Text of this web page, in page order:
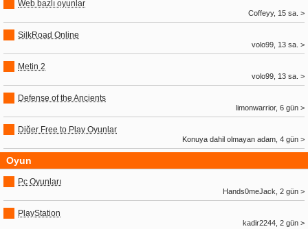
Web bazlı oyunlar
Coffeyy, 15 sa. >
SilkRoad Online
volo99, 13 sa. >
Metin 2
volo99, 13 sa. >
Defense of the Ancients
limonwarrior, 6 gün >
Diğer Free to Play Oyunlar
Konuya dahil olmayan adam, 4 gün >
Oyun
Pc Oyunları
Hands0meJack, 2 gün >
PlayStation
kadir2244, 2 gün >